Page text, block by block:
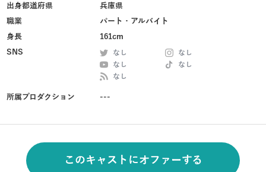
出身都道府県
兵庫県
職業
パート・アルバイト
身長
161cm
SNS
なし
なし
なし
なし
なし
所属プロダクション ---
このキャストにオファーする